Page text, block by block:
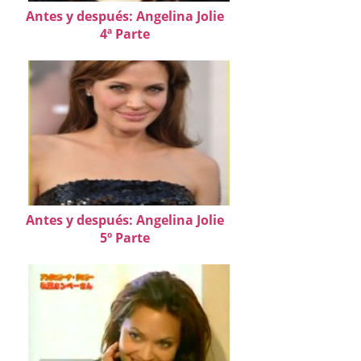
Antes y después: Angelina Jolie
4ª Parte
Antes y después: Angelina Jolie
5º Parte